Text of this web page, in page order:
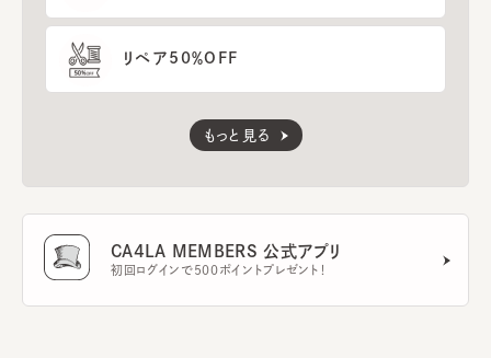
リペア50％OFF
もっと見る
CA4LA MEMBERS 公式アプリ
初回ログインで500ポイントプレゼント！